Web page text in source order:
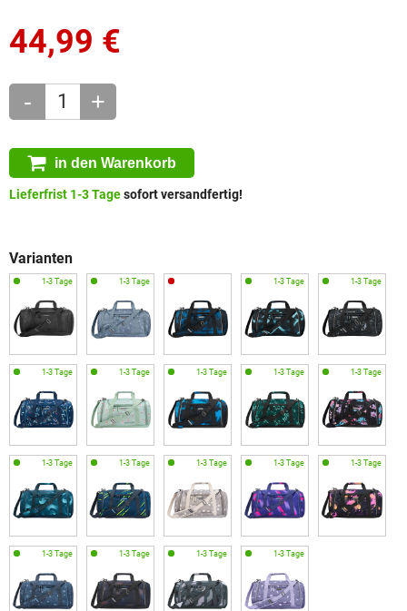
44,99 €
- +
in den Warenkorb
Lieferfrist 1-3 Tagesofort versandfertig!
Varianten